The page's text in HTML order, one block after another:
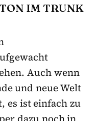
IM TRUNK
Auch wenn
und neue Welt
es ist einfach zu
dazu noch in